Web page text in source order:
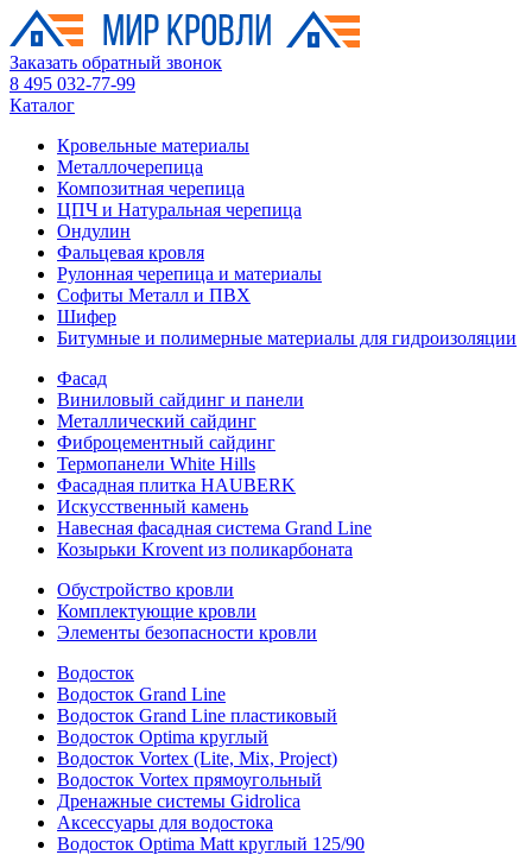
Заказать обратный звонок
8 495 032-77-99
Каталог
Кровельные материалы
Металлочерепица
Композитная черепица
ЦПЧ и Натуральная черепица
Ондулин
Фальцевая кровля
Рулонная черепица и материалы
Софиты Металл и ПВХ
Шифер
Битумные и полимерные материалы для гидроизоляции
Фасад
Виниловый сайдинг и панели
Металлический сайдинг
Фиброцементный сайдинг
Термопанели White Hills
Фасадная плитка HAUBERK
Искусственный камень
Навесная фасадная система Grand Line
Козырьки Krovent из поликарбоната
Обустройство кровли
Комплектующие кровли
Элементы безопасности кровли
Водосток
Водосток Grand Line
Водосток Grand Line пластиковый
Водосток Optima круглый
Водосток Vortex (Lite, Mix, Project)
Водосток Vortex прямоугольный
Дренажные системы Gidrolica
Аксессуары для водостока
Водосток Optima Matt круглый 125/90